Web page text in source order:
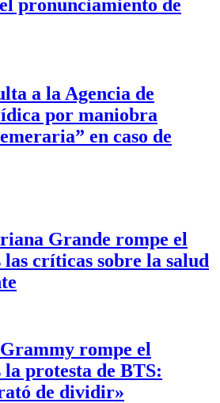
pronunciamiento de
a la Agencia de
por maniobra
en caso de
Grande rompe el
críticas sobre la salud
rompe el
protesta de BTS:
de dividir»